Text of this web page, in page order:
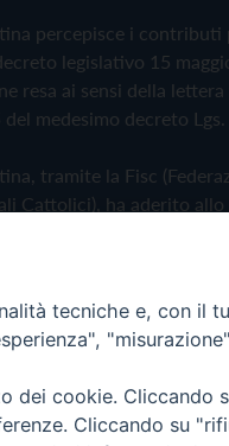
percepisce i
legislativo 15
resa ai sensi della
medesimo decreto Lgs.
tramite la Fisc
Cattolici), ha aderito
Cookie Policy
tecniche e, con il
dei cookie. Cliccando
Cliccando su